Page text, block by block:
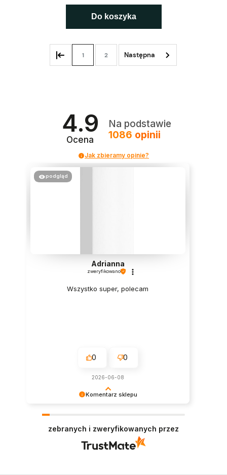
Do koszyka
1 2
4.9
Ocena
Na podstawie
1086 opinii
Jak zbieramy opinie?
Komentarz sklepu
podgląd
Adrianna
zweryfikowano
Wszystko super, polecam
0 0
2026-06-08
zebranych i zweryfikowanych przez